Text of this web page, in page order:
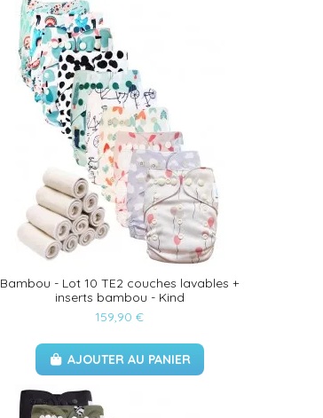
Bambou - Lot 10 TE2 couches lavables +
inserts bambou - Kind
159,90 €
AJOUTER AU PANIER